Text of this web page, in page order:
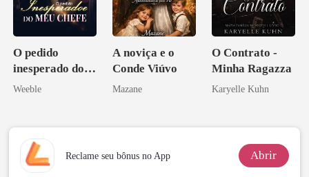
O pedido
inesperado do
meu chefe
Weeble
A noviça e o
Conde Viúvo
Mazane
O Contrato -
Minha Ragazza
Karyelle Kuhn
Reclame seu bônus no App Abrir